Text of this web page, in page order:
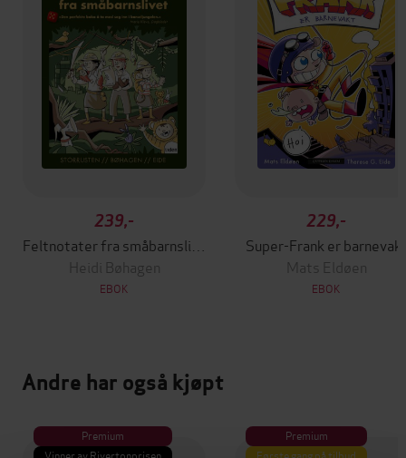
239,-
Heidi Bøhagen
EBOK
229,-
Super-Frank er
Mats Eldøen
EBOK
Andre har også kjøpt
Premium
Premium